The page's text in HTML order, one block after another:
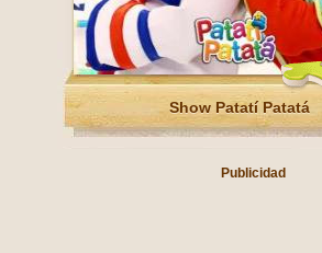
Show Patatí Patatá
Publicidad